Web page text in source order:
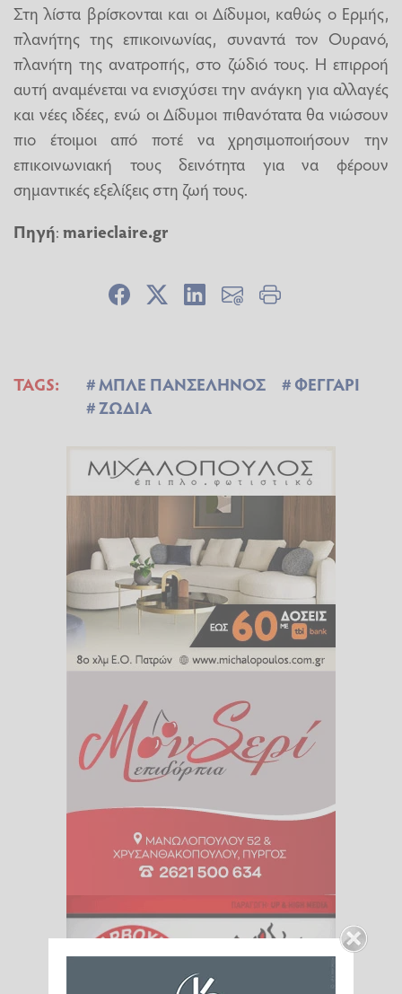
Στη λίστα βρίσκονται και οι Δίδυμοι, καθώς ο Ερμής,
πλανήτης της επικοινωνίας, συναντά τον Ουρανό,
πλανήτη της ανατροπής, στο ζώδιό τους. Η επιρροή
αυτή αναμένεται να ενισχύσει την ανάγκη για αλλαγές
και νέες ιδέες, ενώ οι Δίδυμοι πιθανότατα θα νιώσουν
πιο έτοιμοι από ποτέ να χρησιμοποιήσουν την
επικοινωνιακή τους δεινότητα για να φέρουν
σημαντικές εξελίξεις στη ζωή τους.
Πηγή:marieclaire.gr
TAGS: ΜΠΛΕ ΠΑΝΣΕΛΗΝΟΣ
ΦΕΓΓΑΡΙ
ΖΩΔΙΑ